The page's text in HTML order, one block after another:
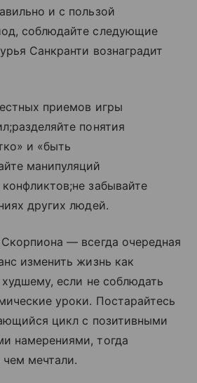
и с пользой
соблюдайте следующие
Санкранти вознаградит
приемов игры
понятия
и «быть
манипуляций
забывайте
других людей.
— всегда очередная
изменить жизнь как
если не соблюдать
уроки. Постарайтесь
цикл с позитивными
намерениями, тогда
мечтали.